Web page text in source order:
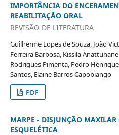
IMPORTÂNCIA DO
REABILITAÇÃO ORAL
REVISÃO DE LITERATURA
Guilherme Lopes de Souza, João
Ferreira Barbosa, Kissila
Rodrigues Pimenta, Pedro
Santos, Elaine Barros Capobiango
PDF
MARPE - DISJUNÇÃO
ESQUELÉTICA